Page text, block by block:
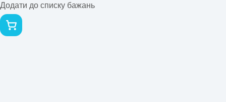
Додати до списку бажань